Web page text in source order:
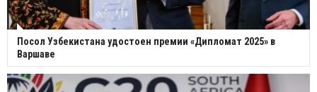
Посол Узбекистана удостоен премии «Дипломат 2025» в
Варшаве